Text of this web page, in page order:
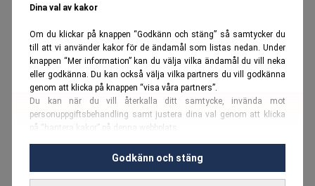
Dina val av kakor
Om du klickar på knappen “Godkänn och stäng” så samtycker du
till att vi använder kakor för de ändamål som listas nedan. Under
knappen “Mer information” kan du välja vilka ändamål du vill neka
eller godkänna. Du kan också välja vilka partners du vill godkänna
genom att klicka på knappen “visa våra partners”.
Du kan när du vill återkalla ditt samtycke, invända mot
personuppgiftsbehandling samt justera dina val genom att klicka
på “hantera kakor” på denna webbplats.
Du kan fördjupa dig ytterligare i vårcookie-policy
Godkänn och stäng